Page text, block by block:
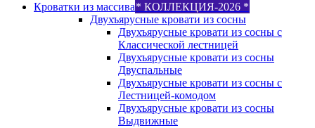
Кроватки из массива* КОЛЛЕКЦИЯ-2026 *
Двухъярусные кровати из сосны
Двухъярусные кровати из сосны с
Классической лестницей
Двухъярусные кровати из сосны
Двуспальные
Двухъярусные кровати из сосны с
Лестницей-комодом
Двухъярусные кровати из сосны
Выдвижные